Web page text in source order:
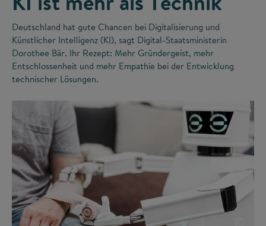
Deutschland hat gute Chancen bei Digitalisierung und
Künstlicher Intelligenz (KI), sagt Digital-Staatsministerin
Dorothee Bär. Ihr Rezept: Mehr Gründergeist, mehr
Entschlossenheit und mehr Empathie bei der Entwicklung
technischer Lösungen.